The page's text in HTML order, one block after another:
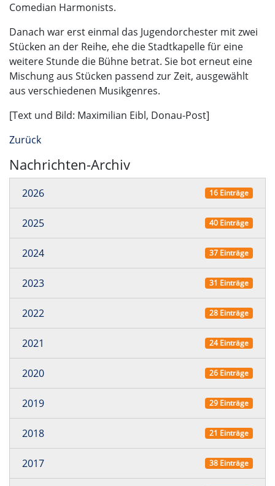
Comedian Harmonists.
Danach war erst einmal das Jugendorchester mit zwei
Stücken an der Reihe, ehe die Stadtkapelle für eine
weitere Stunde die Bühne betrat. Sie bot erneut eine
Mischung aus Stücken passend zur Zeit, ausgewählt
aus verschiedenen Musikgenres.
[Text und Bild: Maximilian Eibl, Donau-Post]
Zurück
Nachrichten-Archiv
2026 16 Einträge
2025 40 Einträge
2024 37 Einträge
2023 31 Einträge
2022 28 Einträge
2021 24 Einträge
2020 26 Einträge
2019 29 Einträge
2018 21 Einträge
2017 38 Einträge